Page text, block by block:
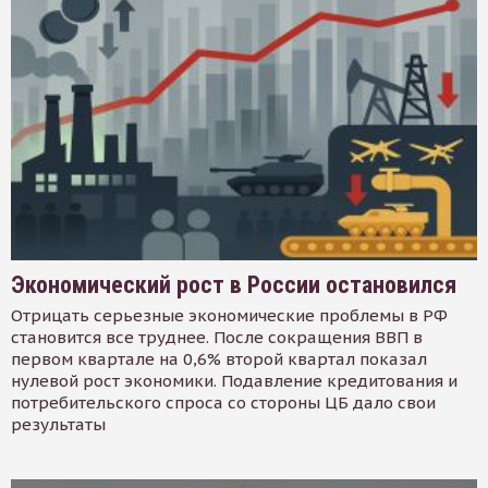
Экономический рост в России остановился
Отрицать серьезные экономические проблемы в РФ
становится все труднее. После сокращения ВВП в
первом квартале на 0,6% второй квартал показал
нулевой рост экономики. Подавление кредитования и
потребительского спроса со стороны ЦБ дало свои
результаты